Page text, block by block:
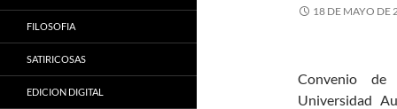
18 DE MAYO DE
Convenio de
Universidad
FILOSOFIA
SATIRICOSAS
EDICION DIGITAL